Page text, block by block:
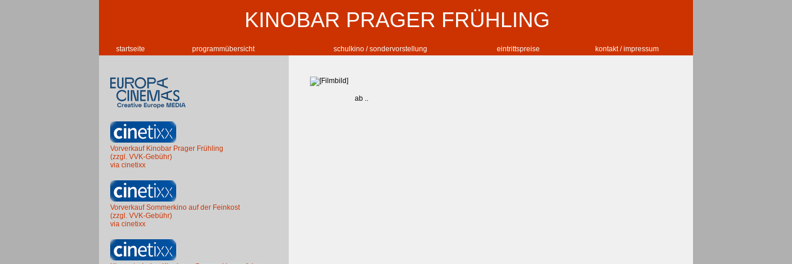
KINOBAR PRAGER FRÜHLING
startseite programmübersicht schulkino / sondervorstellung eintrittspreise kontakt / impressum
Vorverkauf Kinobar Prager Frühling
(zzgl. VVK-Gebühr)
via cinetixx
Vorverkauf Sommerkino auf der Feinkost
(zzgl. VVK-Gebühr)
via cinetixx
ab ..